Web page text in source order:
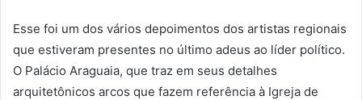
Esse foi um dos vários depoimentos dos artistas regionais
que estiveram presentes no último adeus ao líder político.
O Palácio Araguaia, que traz em seus detalhes
arquitetônicos arcos que fazem referência à Igreja de